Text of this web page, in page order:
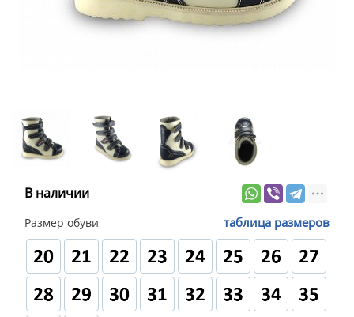
В наличии
Размер обуви таблица размеров